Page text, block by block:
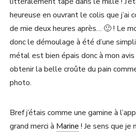
heureuse en ouvrant le colis que j’ai
de mie deux heures après… 🙂 ! Le
donc le démoulage à été d’une
métal est bien épais donc à mon
obtenir la belle croûte du pain
photo.
Bref j’étais comme une gamine à
grand merci à Marine ! Je sens que je